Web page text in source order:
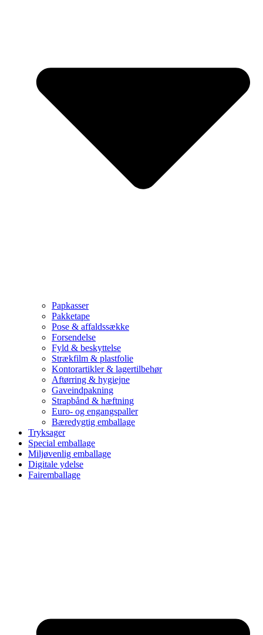
Papkasser
Pakketape
Pose & affaldssække
Forsendelse
Fyld & beskyttelse
Strækfilm & plastfolie
Kontorartikler & lagertilbehør
Aftørring & hygiejne
Gaveindpakning
Strapbånd & hæftning
Euro- og engangspaller
Bæredygtig emballage
Tryksager
Special emballage
Miljøvenlig emballage
Digitale ydelse
Fairemballage